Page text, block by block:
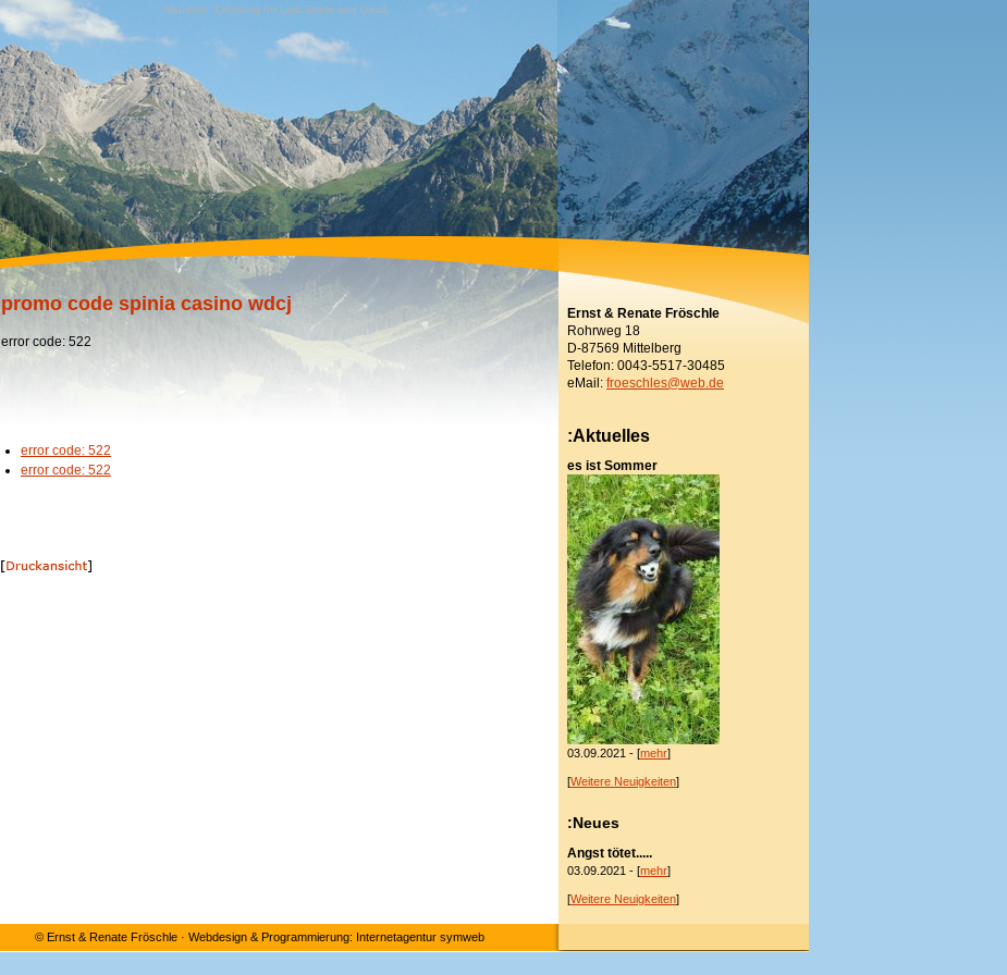
Wandern, Erholung für Leib,Seele und Geist,
promo code spinia casino wdcj
error code: 522
error code: 522
error code: 522
Ernst & Renate Fröschle
Rohrweg 18
D-87569 Mittelberg
Telefon: 0043-5517-30485
eMail: froeschles@web.de
:Aktuelles
es ist Sommer
03.09.2021 - [mehr]
[Weitere Neuigkeiten]
:Neues
Angst tötet.....
03.09.2021 - [mehr]
[Weitere Neuigkeiten]
© Ernst & Renate Fröschle· Webdesign & Programmierung: Internetagentur symweb